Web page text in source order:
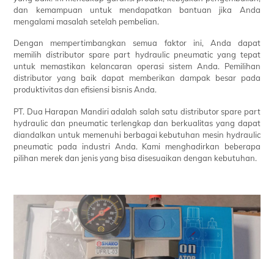
dan kemampuan untuk mendapatkan bantuan jika Anda
mengalami masalah setelah pembelian.
Dengan mempertimbangkan semua faktor ini, Anda dapat
memilih distributor spare part hydraulic pneumatic yang tepat
untuk memastikan kelancaran operasi sistem Anda. Pemilihan
distributor yang baik dapat memberikan dampak besar pada
produktivitas dan efisiensi bisnis Anda.
PT. Dua Harapan Mandiri adalah salah satu distributor spare part
hydraulic dan pneumatic terlengkap dan berkualitas yang dapat
diandalkan untuk memenuhi berbagai kebutuhan mesin hydraulic
pneumatic pada industri Anda. Kami menghadirkan beberapa
pilihan merek dan jenis yang bisa disesuaikan dengan kebutuhan.